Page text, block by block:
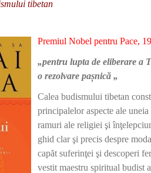
tibetan
Premiul Nobel pentru Pace,
„pentru lupta de eliberare a
o rezolvare pașnică „
Calea budismului tibetan
principalelor aspecte ale
ramuri ale religiei şi
ghid clar şi precis despre
capăt suferinţei şi descoperi
vestit maestru spiritual budist